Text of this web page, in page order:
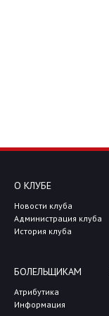
О КЛУБЕ
Новости клуба
Администрация клуба
История клуба
БОЛЕЛЬЩИКАМ
Атрибутика
Информация